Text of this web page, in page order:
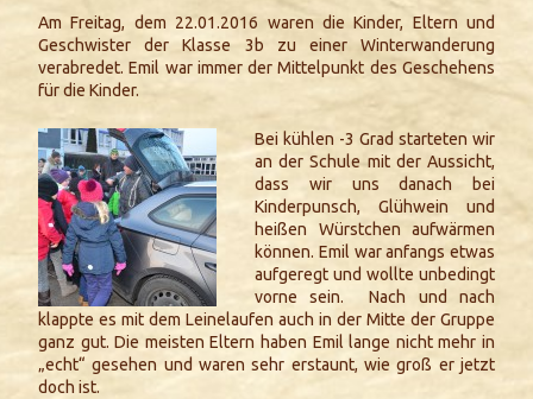
Am Freitag, dem 22.01.2016 waren die Kinder, Eltern und
Geschwister der Klasse 3b zu einer Winterwanderung
verabredet. Emil war immer der Mittelpunkt des Geschehens
für die Kinder.
Bei kühlen -3 Grad starteten wir
an der Schule mit der Aussicht,
dass wir uns danach bei
Kinderpunsch, Glühwein und
heißen Würstchen aufwärmen
können. Emil war anfangs etwas
aufgeregt und wollte unbedingt
vorne sein. Nach und nach
klappte es mit dem Leinelaufen auch in der Mitte der Gruppe
ganz gut. Die meisten Eltern haben Emil lange nicht mehr in
„echt“ gesehen und waren sehr erstaunt, wie groß er jetzt
doch ist.